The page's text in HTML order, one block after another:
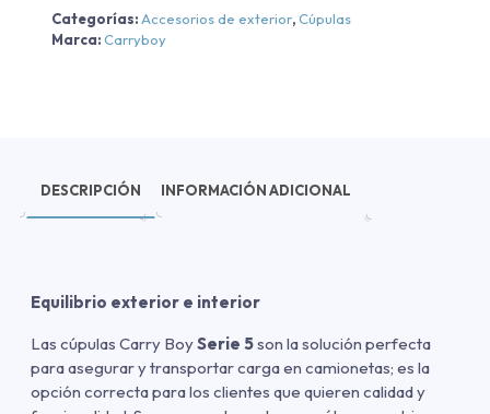
Categorías:Accesorios de exterior,Cúpulas
Marca:Carryboy
DESCRIPCIÓN INFORMACIÓN ADICIONAL
Equilibrio exterior e interior
Las cúpulas Carry BoySerie 5son la solución perfecta
para asegurar y transportar carga en camionetas; es la
opción correcta para los clientes que quieren calidad y